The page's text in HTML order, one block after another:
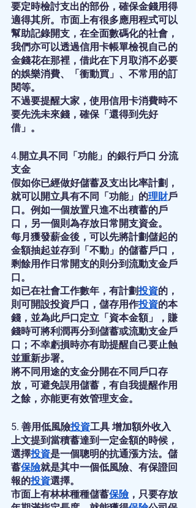
要定時檢討支出的部份，確保金錢用得
適得其所。市面上有很多應用程式可以
幫助記錄開支，在全面數碼化的社會，
我們亦可以透過信用卡帳單檢視自己的
金錢花在那裡，借此在下月取消不必要
的娛樂消費、「衝動買」、不常用的訂
閱等。
不過要提醒大家，使用信用卡消費時不
要先洗未來錢，確保「還得到先好
借」。
4.開立具不同「功能」的銀行戶口 分流
支金
假如你已經做好儲蓄及支出比率計劃，
就可以開立具有不同「功能」的理財戶
口。例如一個放置只進不出積蓄的戶
口，另一個則為存放日常開支資金。
每月獲發薪金後，可以先將計劃儲起的
金額抽起並存到「不動」的儲蓄戶口，
剩餘用作日常開支的則分到流動支金戶
口。
如已在社會工作數年，有計劃投資的，
則可開設投資戶口，儲存用作投資的本
錢，並為此戶口定立「資本金額」，賺
錢時可將利潤再分到儲蓄或流動支金戶
口；不幸虧損時亦有助提醒自己要止蝕
並重新步署。
將不同用途的支金分開在不同戶口存
放，可避免誤用儲蓄，有自我提醒作用
之餘，亦能更有效管理支金。
5. 善用低風險投資工具 增加額外收入
上文提到當積蓄達到一定金額的時候，
選擇投資是一個聰明的抗通漲方法。儲
蓄保險就是其中一個低風險、有保證回
報的投資選擇。
市面上有林林種種儲蓄保險 ，只要存放